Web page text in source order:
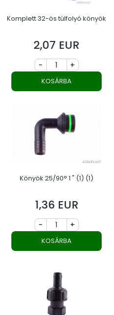
Komplett 32-ös túlfolyó könyök
Ár
2,07 EUR
- +
KOSÁRBA
Könyök 25/90° 1 " (1) (1)
Ár
1,36 EUR
- +
KOSÁRBA